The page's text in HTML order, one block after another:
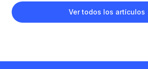
Ver todos los artículos